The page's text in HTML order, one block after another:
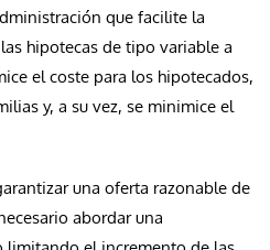
que facilite la
hipotecas de tipo variable a
el coste para los hipotecados,
y, a su vez, se minimice el
una oferta razonable de
abordar una